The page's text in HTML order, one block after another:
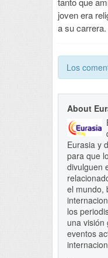
joven era
a su carrera.
Los
About
Eurasia y
para que
divulguen
el mundo,
los
una visión
eventos